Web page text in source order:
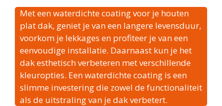
Met een waterdichte coating voor je houten
plat dak, geniet je van een langere levensduur,
voorkom je lekkages en profiteer je van een
eenvoudige installatie. Daarnaast kun je het
dak esthetisch verbeteren met verschillende
kleuropties. Een waterdichte coating is een
slimme investering die zowel de functionaliteit
als de uitstraling van je dak verbetert.